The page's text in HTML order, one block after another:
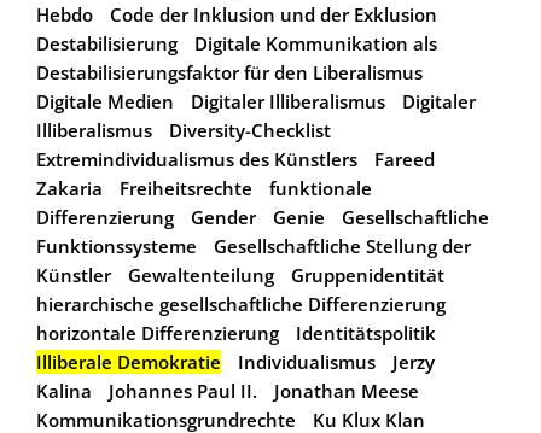
Hebdo
Code der Inklusion und der Exklusion
Destabilisierung
Digitale Kommunikation als
Destabilisierungsfaktor für den Liberalismus
Digitale Medien
Digitaler Illiberalismus
Digitaler
Illiberalismus
Diversity-Checklist
Extremindividualismus des Künstlers
Fareed
Zakaria
Freiheitsrechte
funktionale
Differenzierung
Gender Genie
Gesellschaftliche
Funktionssysteme
Gesellschaftliche Stellung der
Künstler
Gewaltenteilung
Gruppenidentität
hierarchische gesellschaftliche Differenzierung
horizontale Differenzierung
Identitätspolitik
Illiberale Demokratie
Individualismus
Jerzy
Kalina
Johannes Paul II.
Jonathan Meese
Kommunikationsgrundrechte
Ku Klux Klan